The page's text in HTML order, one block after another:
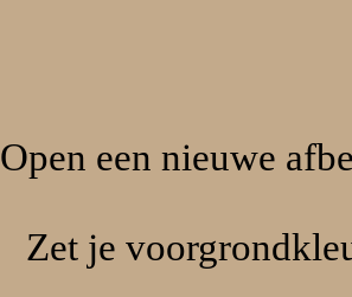
Open een nieuwe
Zet je